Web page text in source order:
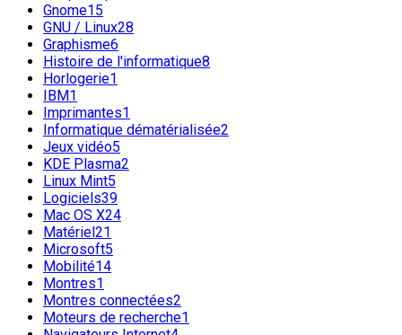
Gnome15
GNU / Linux28
Graphisme6
Histoire de l'informatique8
Horlogerie1
IBM1
Imprimantes1
Informatique dématérialisée2
Jeux vidéo5
KDE Plasma2
Linux Mint5
Logiciels39
Mac OS X24
Matériel21
Microsoft5
Mobilité14
Montres1
Montres connectées2
Moteurs de recherche1